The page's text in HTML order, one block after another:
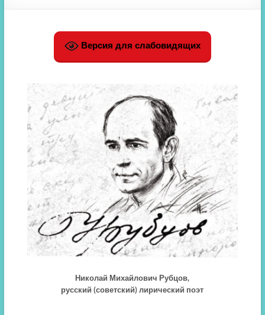
Версия для слабовидящих
Николай Михайлович Рубцов,
русский (советский) лирический поэт